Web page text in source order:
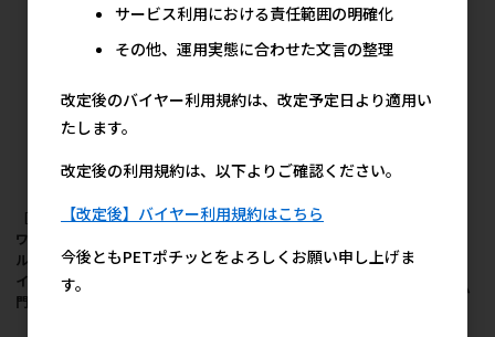
［ダッドウェイ］FAD
ワンタッチ・浄水ボト
ル/アイボリー ●通販サ
イト掲載販売不可＜専
門店商材＞
［ドリームブロッサ
フプレイデート レッド
飲み水・フードの飛び
散り防止カバー ドーム
サービス利用における責任範囲の明確化
その他、運用実態に合わせた文言の整理
改定後のバイヤー利用規約は、改定予定日より適用い
たします。
改定後の利用規約は、以下よりご確認ください。
【改定後】バイヤー利用規約はこちら
今後ともPETポチッとをよろしくお願い申し上げま
す。